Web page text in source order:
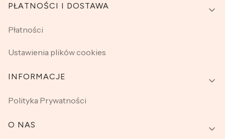
PŁATNOŚCI I DOSTAWA
Płatności
Ustawienia plików cookies
INFORMACJE
Polityka Prywatności
O NAS